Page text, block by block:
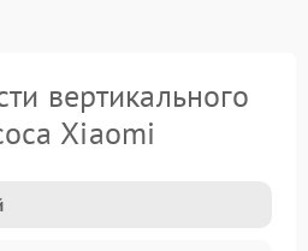
вертикального
Xiaomi